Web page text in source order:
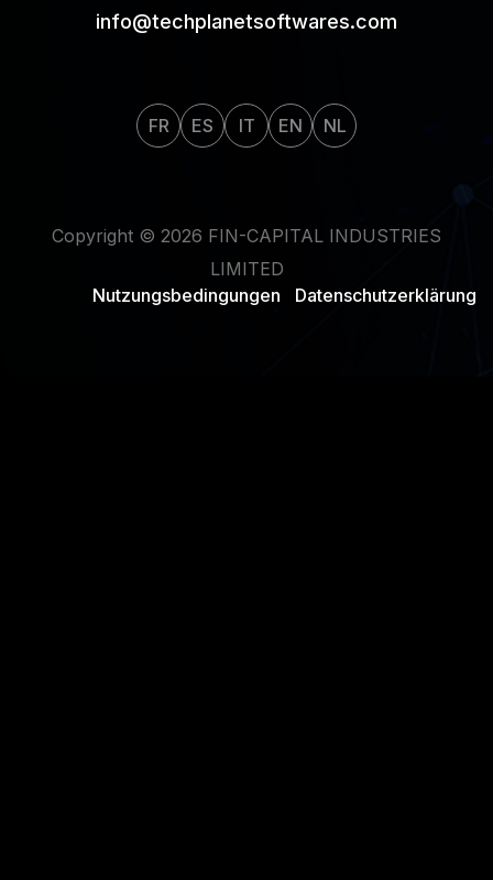
info@techplanetsoftwares.com
FR ES IT EN NL
Copyright © 2026 FIN-CAPITAL INDUSTRIES
LIMITED
Nutzungsbedingungen
Datenschutzerklärung